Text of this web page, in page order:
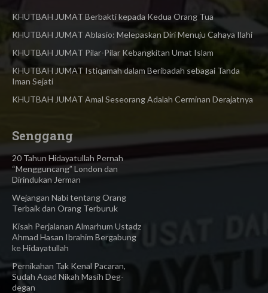
KHUTBAH JUMAT Berbakti kepada Kedua Orang Tua
KHUTBAH JUMAT Ablasio: Melepaskan Diri Menuju Cahaya Ilahi
KHUTBAH JUMAT Pilar-Pilar Kebangkitan Umat Islam
KHUTBAH JUMAT Istiqamah dalam Beribadah sebagai Tanda
Iman Sejati
KHUTBAH JUMAT Amal Seseorang Adalah Cerminan Derajatnya
Senggang
20 Tahun Hidayatullah Pernah
“Mengguncang” London dan
Dirindukan Jerman
Wejangan Nabi tentang Orang
Terbaik dan Orang Terburuk
Kisah Perjalanan Almarhum Ustadz
Ahmad Hasan Ibrahim Bergabung
ke Hidayatullah
Pernikahan Tak Kenal Pacaran,
Sudah Aqad Nikah Masih Deg-
degan